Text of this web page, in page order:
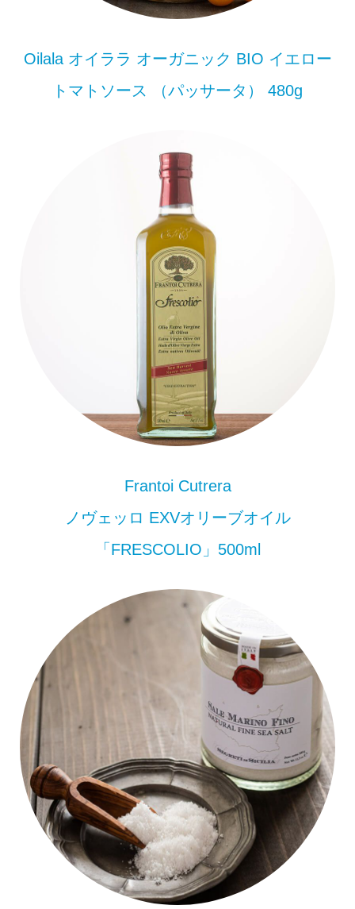
Oilala オイララ オーガニック BIO イエロー
トマトソース （パッサータ） 480g
Frantoi Cutrera
ノヴェッロ EXVオリーブオイル
「FRESCOLIO」500ml